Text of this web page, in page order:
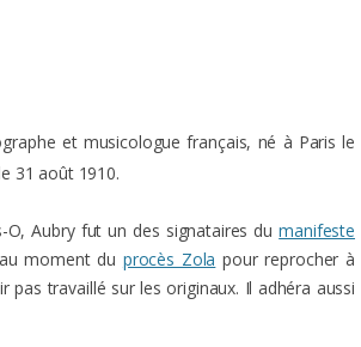
et musicologue français, né à Paris le
31 août 1910.
O, Aubry fut un des signataires dumanifeste
moment du procès Zola pour reprocher à
pas travaillé sur les originaux. Il adhéra aussi